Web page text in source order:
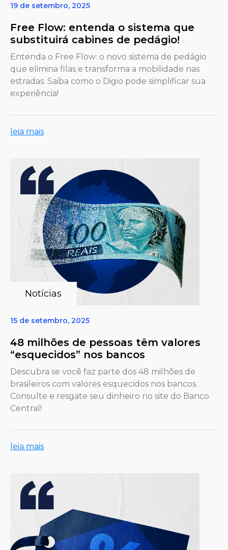
19 de setembro, 2025
Free Flow: entenda o sistema que
substituirá cabines de pedágio!
Entenda o Free Flow: o novo sistema de pedágio
que elimina filas e transforma a mobilidade nas
estradas. Saiba como o Digio pode simplificar sua
experiência!
leia mais
Notícias
15 de setembro, 2025
48 milhões de pessoas têm valores
“esquecidos” nos bancos
Descubra se você faz parte dos 48 milhões de
brasileiros com valores esquecidos nos bancos.
Consulte e resgate seu dinheiro no site do Banco
Central!
leia mais